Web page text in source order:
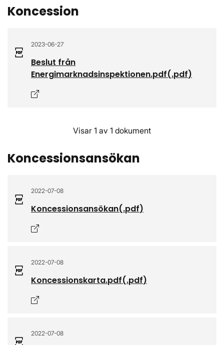
Koncession
2023-06-27
Beslut från
Energimarknadsinspektionen.pdf(.pdf)
Visar 1 av 1 dokument
Koncessionsansökan
2022-07-08
Koncessionsansökan(.pdf)
2022-07-08
Koncessionskarta.pdf(.pdf)
2022-07-08